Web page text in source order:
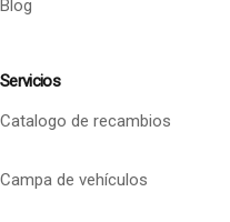
Blog
Servicios
Catalogo de recambios
Campa de vehículos